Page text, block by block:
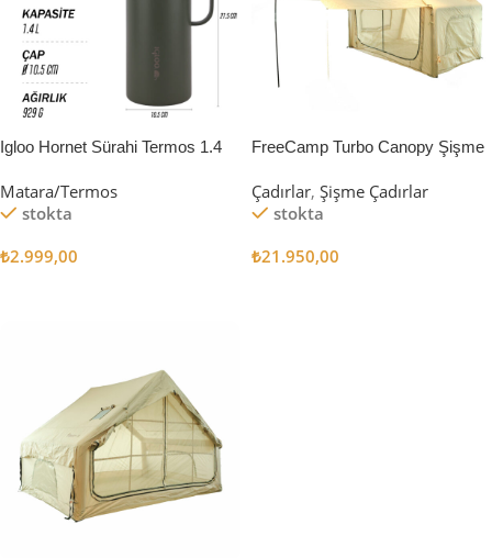
Igloo Hornet Sürahi Termos 1.4
Matara/Termos
stokta
₺2.999,00
FreeCamp Turbo Canopy Şişme
Çadırlar, Şişme Çadırlar
stokta
₺21.950,00